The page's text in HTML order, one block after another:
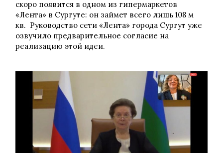
скоро появится в одном из гипермаркетов
«Лента» в Сургуте: он займет всего лишь 108 м
кв. Руководство сети «Лента» города Сургут уже
озвучило предварительное согласие на
реализацию этой идеи.